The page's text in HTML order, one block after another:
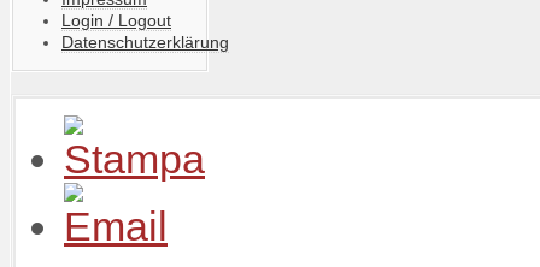
Login / Logout
Datenschutzerklärung